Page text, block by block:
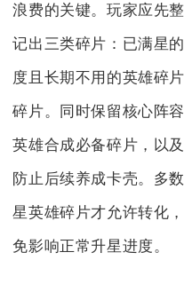
浪费的关键。玩家应先
记出三类碎片：已满星
度且长期不用的英雄碎
碎片。同时保留核心阵
英雄合成必备碎片，以
防止后续养成卡壳。多
星英雄碎片才允许转化
免影响正常升星进度。